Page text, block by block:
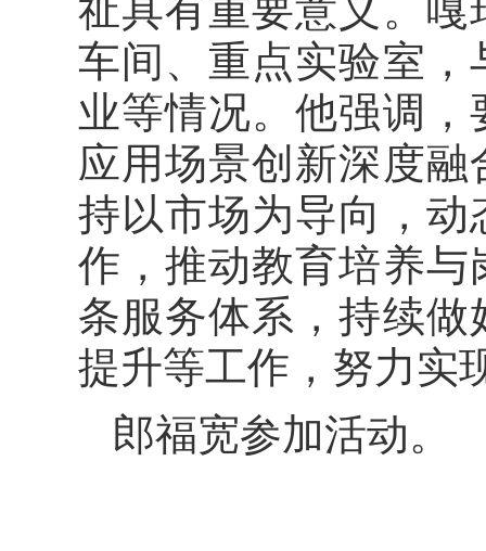
祉具有重要意义。
车间、重点实验室
业等情况。他强调
应用场景创新深度
持以市场为导向，
作，推动教育培养
条服务体系，持续
提升等工作，努力实
郎福宽参加活动。